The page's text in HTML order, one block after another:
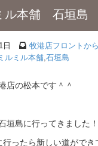
ル本舗 石垣島
日 牧港店フロントから
ルミル本舗,石垣島
店の松本です＾＾
垣島に行ってきました！
行ったら新しい道がで